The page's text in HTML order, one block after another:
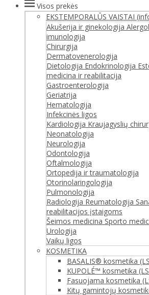
Visos prekės
EKSTEMPORALŪS VAISTAI
Akušerija ir ginekologija
imunologija
Chirurgija
Dermatovenerologija
Dietologija Endokrinologija
medicina ir reabilitacija
Gastroenterologija
Geriatrija
Hematologija
Infekcinės ligos
Kardiologija Kraujagyslių
Neonatologija
Neurologija
Odontologija
Oftalmologija
Ortopedija ir traumatologija
Otorinolaringologija
Pulmonologija
Radiologija Reumatologija
reabilitacijos įstaigoms
Šeimos medicina Sporto
Urologija
Vaikų ligos
KOSMETIKA
BASALIS® kosmetika
KUPOLÉ™ kosmetika
Fasuojama kosmetika
Kitų gamintojų